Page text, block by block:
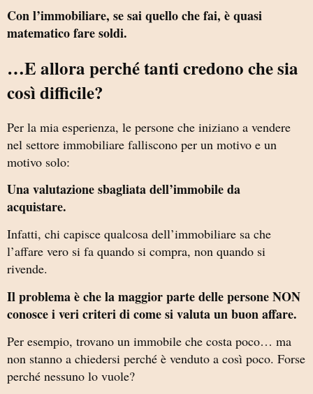
Con l’immobiliare, se sai quello che fai, è quasi
matematico fare soldi.
…E allora perché tanti credono che sia
così difficile?
Per la mia esperienza, le persone che iniziano a vendere
nel settore immobiliare falliscono per un motivo e un
motivo solo:
Una valutazione sbagliata dell’immobile da
acquistare.
Infatti, chi capisce qualcosa dell’immobiliare sa che
l’affare vero si fa quando si compra, non quando si
rivende.
Il problema è che la maggior parte delle persone NON
conosce i veri criteri di come si valuta un buon affare.
Per esempio, trovano un immobile che costa poco… ma
non stanno a chiedersi perché è venduto a così poco. Forse
perché nessuno lo vuole?